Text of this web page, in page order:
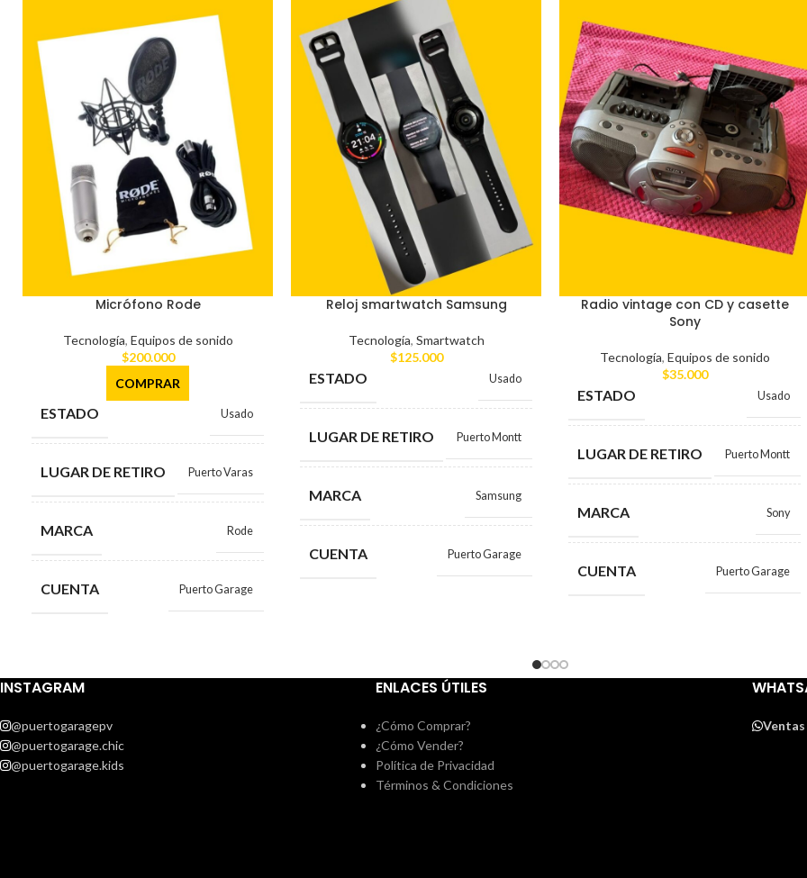
Micrófono Rode
Tecnología, Equipos de sonido
$200.000
COMPRAR
ESTADO Usado
LUGAR DE RETIRO Puerto Varas
MARCA Rode
CUENTA Puerto Garage
Reloj smartwatch Samsung
Tecnología, Smartwatch
$125.000
ESTADO Usado
LUGAR DE RETIRO Puerto Montt
MARCA Samsung
CUENTA Puerto Garage
Radio vintage con CD y casette
Sony
Tecnología, Equipos de sonido
$35.000
ESTADO Usado
LUGAR DE RETIRO Puerto Montt
MARCA Sony
CUENTA Puerto Garage
INSTAGRAM
@puertogaragepv
@puertogarage.chic
@puertogarage.kids
ENLACES ÚTILES
¿Cómo Comprar?
¿Cómo Vender?
Política de Privacidad
Términos & Condiciones
Ventas